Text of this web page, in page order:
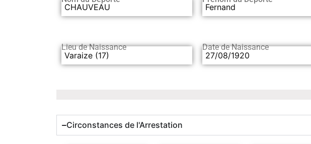
CHAUVEAU Fernand
Lieu de Naissance
Varaize (17)
Date de Naissance
27/08/1920
Circonstances de l'Arrestation